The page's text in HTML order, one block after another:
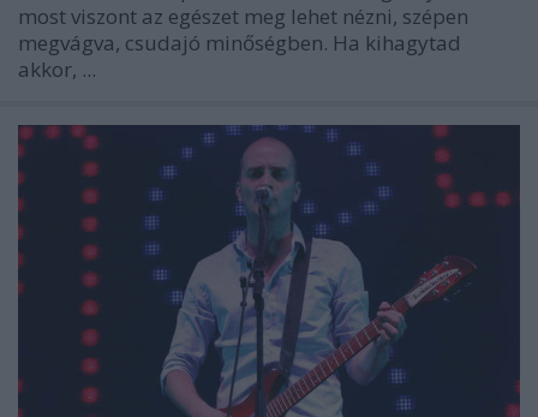
most viszont az egészet meg lehet nézni, szépen
megvágva, csudajó minőségben. Ha kihagytad
akkor, ...